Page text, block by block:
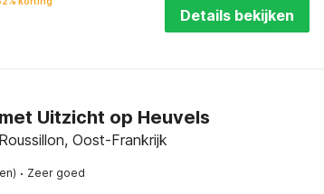
Details bekijken
Uitzicht op Heuvels
Oost-Frankrijk
· Zeer goed